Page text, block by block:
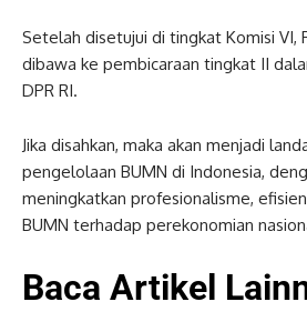
Setelah disetujui di tingkat Komisi VI,
dibawa ke pembicaraan tingkat II
DPR RI.
Jika disahkan, maka akan menjadi
pengelolaan BUMN di Indonesia,
meningkatkan profesionalisme,
BUMN terhadap perekonomian
Baca Artikel